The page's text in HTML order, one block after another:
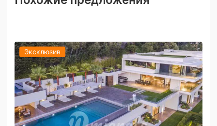
Эксклюзив